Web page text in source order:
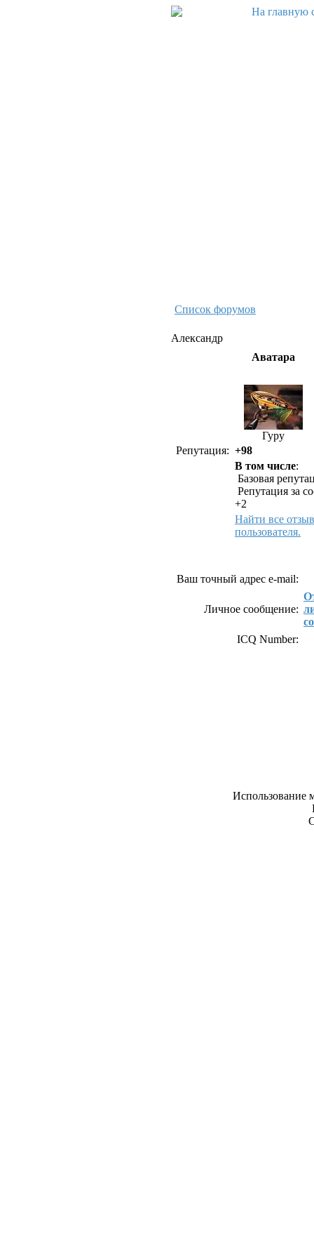
Список форумов
Александр
Аватара
Гуру
Репутация: +98
В том числе:
Базовая
Репутация за
+2
Найти все
пользователя.
Ваш точный адрес e-mail:
Личное сообщение:
ICQ Number:
Использование